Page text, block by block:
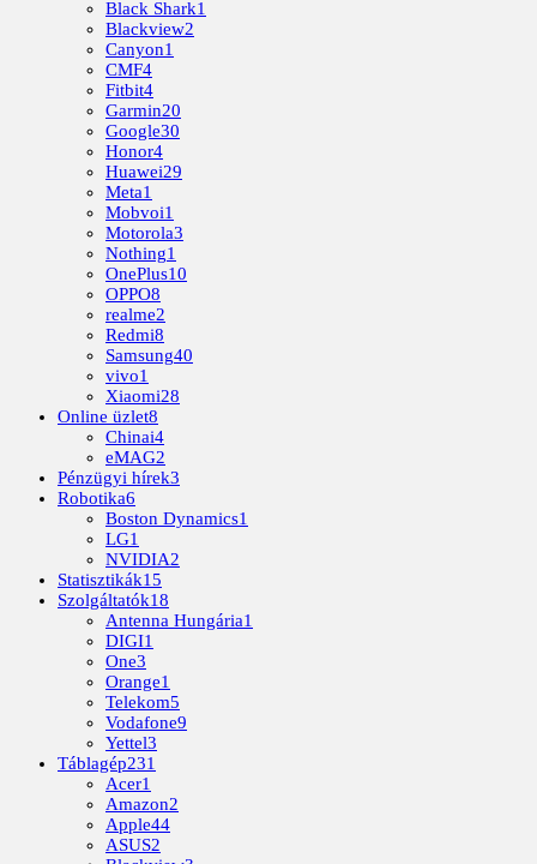
Black Shark1
Blackview2
Canyon1
CMF4
Fitbit4
Garmin20
Google30
Honor4
Huawei29
Meta1
Mobvoi1
Motorola3
Nothing1
OnePlus10
OPPO8
realme2
Redmi8
Samsung40
vivo1
Xiaomi28
Online üzlet8
Chinai4
eMAG2
Pénzügyi hírek3
Robotika6
Boston Dynamics1
LG1
NVIDIA2
Statisztikák15
Szolgáltatók18
Antenna Hungária1
DIGI1
One3
Orange1
Telekom5
Vodafone9
Yettel3
Táblagép231
Acer1
Amazon2
Apple44
ASUS2